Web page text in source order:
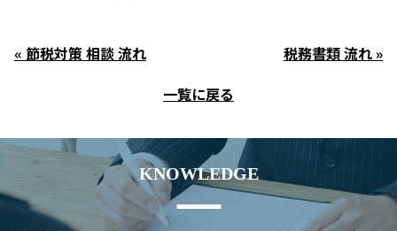
« 節税対策 相談 流れ
税務書類 流れ »
一覧に戻る
KNOWLEDGE